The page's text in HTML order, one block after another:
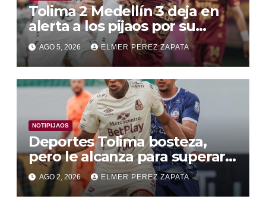
Tolima 2 Medellín 3 deja en
alerta a los pijaos por su
fútbol irregular
AGO 5, 2026 ELMER PEREZ ZAPATA
NOTIPIJAOS
Deportes Tolima bosteza,
pero le alcanza para superar a
Alianza Valledupar 2 A 1
AGO 2, 2026 ELMER PEREZ ZAPATA